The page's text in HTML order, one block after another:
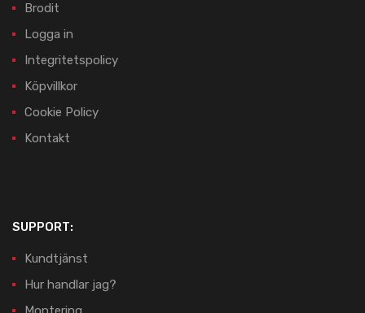
Brodit
Logga in
Integritetspolicy
Köpvillkor
Cookie Policy
Kontakt
SUPPORT:
Kundtjänst
Hur handlar jag?